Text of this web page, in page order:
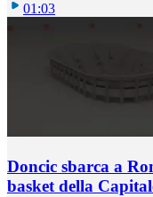
01:03
Doncic sbarca a
basket della